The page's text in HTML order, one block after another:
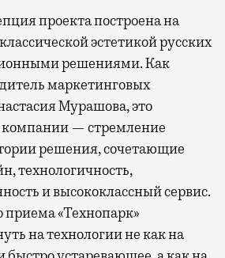
проекта построена на
эстетикой русских
решениями. Как
маркетинговых
Мурашова, это
— стремление
решения, сочетающие
технологичность,
и высококлассный сервис.
«Технопарк»
на технологии не как на